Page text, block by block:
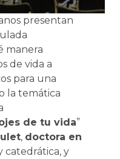
presentan
manera
de vida a
para una
la temática
de tu vida”
, doctora en
catedrática, y